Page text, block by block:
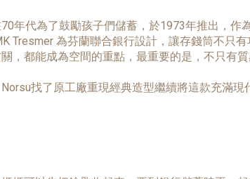
年代為了鼓勵孩子們儲蓄，於1973年推出，作
Tresmer 為芬蘭聯合銀行設計，讓存錢筒不只
，都能成為空間的重點，最重要的是，不只有
找了原工廠重現經典造型繼續將這款充滿現